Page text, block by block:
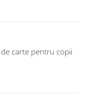
carte pentru copii